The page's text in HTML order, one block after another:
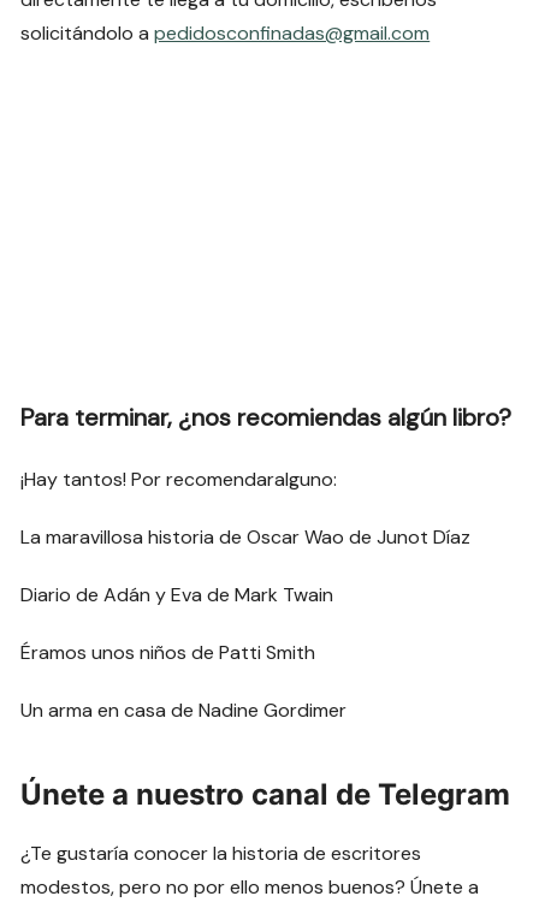
solicitándolo apedidosconfinadas@gmail.com
Para terminar, ¿nos recomiendas algún libro?
¡Hay tantos! Por recomendaralguno:
La maravillosa historia de Oscar Wao de Junot Díaz
Diario de Adán y Eva de Mark Twain
Éramos unos niños de Patti Smith
Un arma en casa de Nadine Gordimer
Únete a nuestro canal de Telegram
¿Te gustaría conocer la historia de escritores
modestos, pero no por ello menos buenos? Únete a